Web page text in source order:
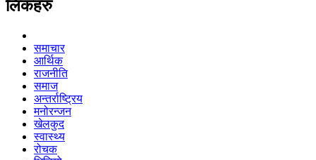
लिंकहरु
समाचार
आर्थिक
राजनीति
समाज
अन्तर्राष्ट्रिय
मनोरन्जन
खेलकुद
स्वास्थ्य
रोचक